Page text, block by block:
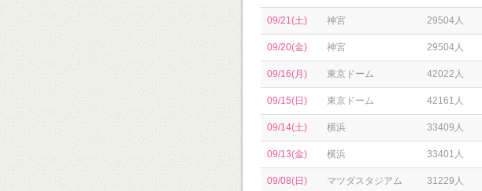
09/21(土) 神宮 29504人
09/20(金) 神宮 29504人
09/16(月) 東京ドーム 42022人
09/15(日) 東京ドーム 42161人
09/14(土) 横浜 33409人
09/13(金) 横浜 33401人
09/08(日) マツダスタジアム 31229人